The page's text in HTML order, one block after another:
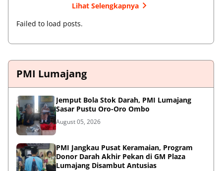
Lihat Selengkapnya
Failed to load posts.
PMI Lumajang
Jemput Bola Stok Darah, PMI Lumajang
Sasar Pustu Oro-Oro Ombo
August 05, 2026
PMI Jangkau Pusat Keramaian, Program
Donor Darah Akhir Pekan di GM Plaza
Lumajang Disambut Antusias